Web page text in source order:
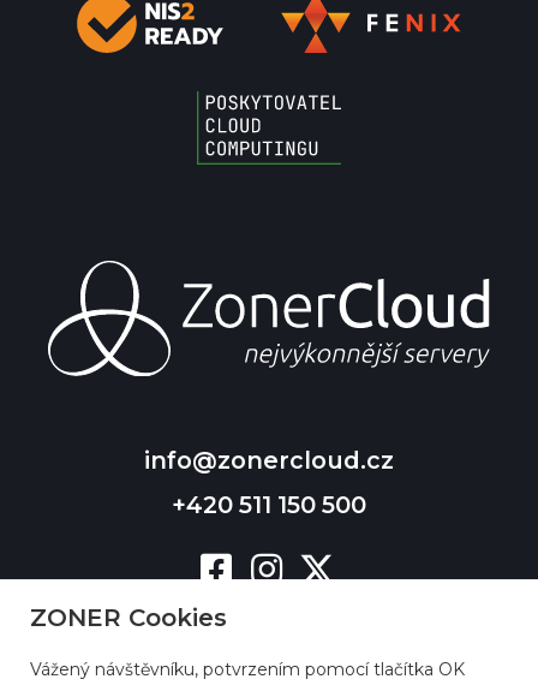
info@zonercloud.cz
+420 511 150 500
ZONER Cookies
Vážený návštěvníku, potvrzením pomocí tlačítka OK